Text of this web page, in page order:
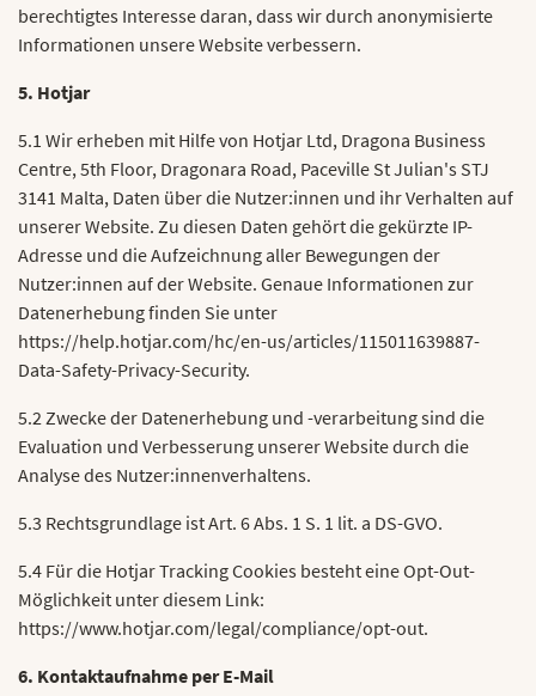
berechtigtes Interesse daran, dass wir durch anonymisierte
Informationen unsere Website verbessern.
5. Hotjar
5.1 Wir erheben mit Hilfe von Hotjar Ltd, Dragona Business
Centre, 5th Floor, Dragonara Road, Paceville St Julian's STJ
3141 Malta, Daten über die Nutzer:innen und ihr Verhalten auf
unserer Website. Zu diesen Daten gehört die gekürzte IP-
Adresse und die Aufzeichnung aller Bewegungen der
Nutzer:innen auf der Website. Genaue Informationen zur
Datenerhebung finden Sie unter
https://help.hotjar.com/hc/en-us/articles/115011639887-
Data-Safety-Privacy-Security.
5.2 Zwecke der Datenerhebung und -verarbeitung sind die
Evaluation und Verbesserung unserer Website durch die
Analyse des Nutzer:innenverhaltens.
5.3 Rechtsgrundlage ist Art. 6 Abs. 1 S. 1 lit. a DS-GVO.
5.4 Für die Hotjar Tracking Cookies besteht eine Opt-Out-
Möglichkeit unter diesem Link:
https://www.hotjar.com/legal/compliance/opt-out.
6. Kontaktaufnahme per E-Mail